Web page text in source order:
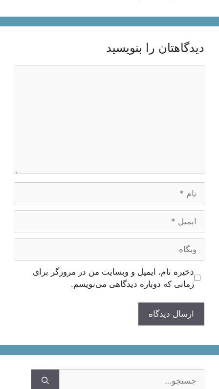
دیدگاهتان را بنویسید
وبگاه
ذخیره نام، ایمیل و وبسایت من در مرورگر برای
زمانی که دوباره دیدگاهی می‌نویسم.